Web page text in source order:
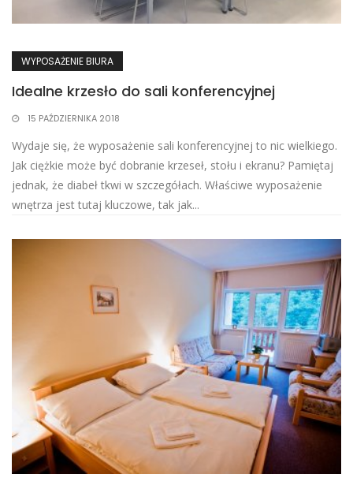
WYPOSAŻENIE BIURA
Idealne krzesło do sali konferencyjnej
15 PAŹDZIERNIKA 2018
Wydaje się, że wyposażenie sali konferencyjnej to nic wielkiego.
Jak ciężkie może być dobranie krzeseł, stołu i ekranu? Pamiętaj
jednak, że diabeł tkwi w szczegółach. Właściwe wyposażenie
wnętrza jest tutaj kluczowe, tak jak...